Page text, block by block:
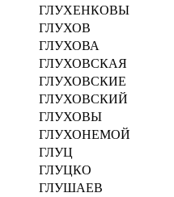
ГЛУХЕНКОВЫ
ГЛУХОВ
ГЛУХОВА
ГЛУХОВСКАЯ
ГЛУХОВСКИЕ
ГЛУХОВСКИЙ
ГЛУХОВЫ
ГЛУХОНЕМОЙ
ГЛУЦ
ГЛУЦКО
ГЛУШАЕВ